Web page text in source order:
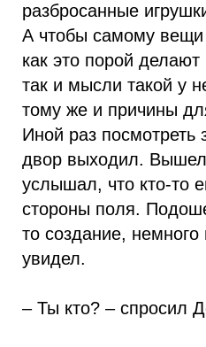
разбросанные
А чтобы самому вещи
как это порой
так и мысли такой у
тому же и причины
Иной раз посмотреть
двор выходил.
услышал, что кто-то
стороны поля.
то создание,
увидел.
– Ты кто? – спросил